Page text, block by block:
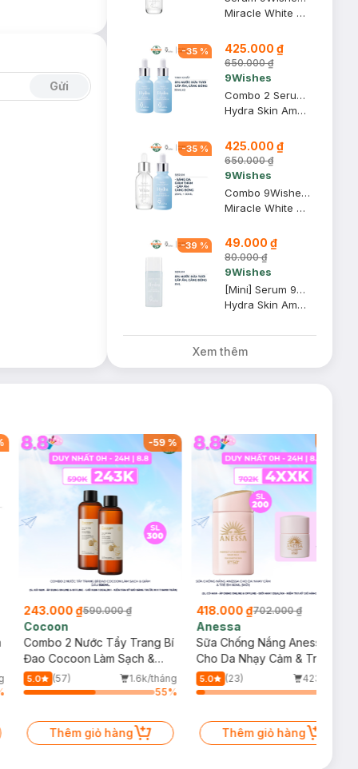
Gửi
Miracle White Ampule Serum
-35 % 425.000 ₫
650.000 ₫
9Wishes
Combo 2 Serum 9Wishes Dưỡng Ẩm & Làm Căng Bóng Da 30ml
Hydra Skin Ampule Serum
-35 % 425.000 ₫
650.000 ₫
9Wishes
Combo 9Wishes Serum Dưỡng Sáng, Giảm Thâm + Serum Dưỡng Ẩm Căng Bóng Da 25ml+30ml
Miracle White Ampule Serum + Hydra Skin Ampule Serum
-39 % 49.000 ₫
80.000 ₫
9Wishes
[Mini] Serum 9Wishes Dưỡng Ẩm Căng Bóng Da 8ml
Hydra Skin Ampule Serum
Xem thêm
-59%
243.000 ₫590.000 ₫
Cocoon
Combo 2 Nước Tẩy Trang Bí
Đao Cocoon Làm Sạch &
Giảm Dầu 500ml
5.0 (57)
1.6k/tháng
55%
Thêm giỏ hàng
418.000 ₫702.000 ₫
Anessa
Sữa Chống Nắng Anessa
Cho Da Nhạy Cảm & Trẻ Em
60ml (Mới)
5.0 (23)
423/tháng
Thêm giỏ hàng